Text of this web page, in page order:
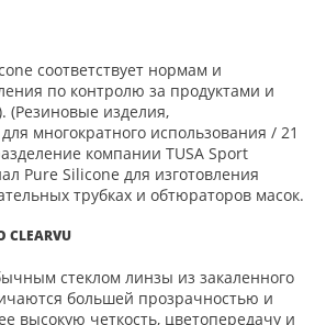
соответствует нормам и
по контролю за продуктами и
(Резиновые изделия,
многократного использования / 21
компании TUSA Sport
Pure Silicone для изготовления
трубках и обтюраторов масок.
стеклом линзы из закаленного
большей прозрачностью и
высокую четкость, цветопередачу и